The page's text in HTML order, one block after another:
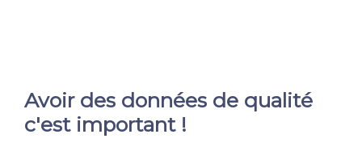
Avoir des données de qualité
c'est important !